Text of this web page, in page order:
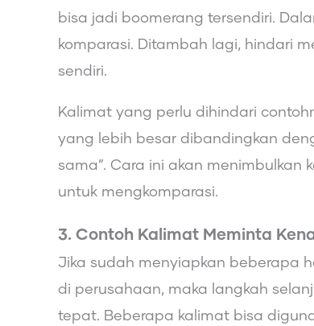
bisa jadi boomerang tersendiri.
komparasi. Ditambah lagi, hindari
sendiri.
Kalimat yang perlu dihindari
yang lebih besar dibandingkan
sama”. Cara ini akan
untuk mengkomparasi.
3. Contoh Kalimat Meminta
Jika sudah menyiapkan beberapa
di perusahaan, maka langkah
tepat. Beberapa kalimat bisa